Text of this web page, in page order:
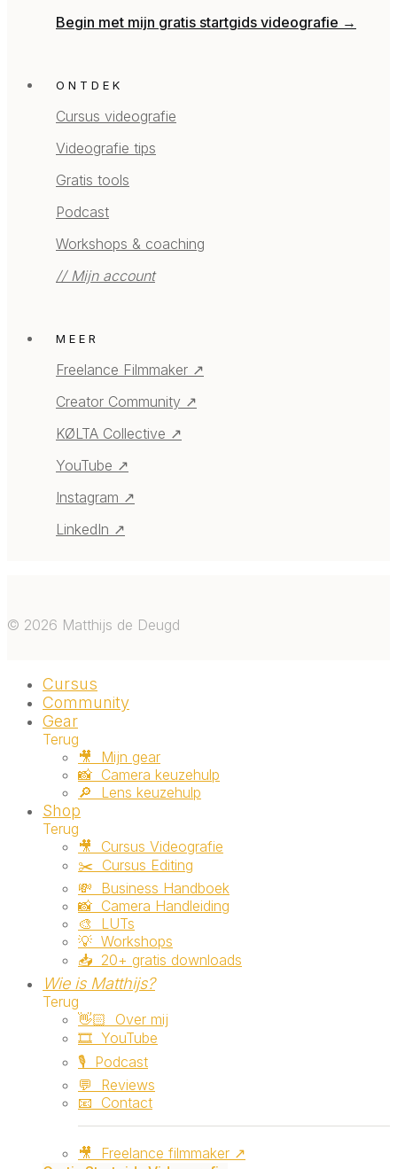
Begin met mijn gratis startgids videografie →
ONTDEK
Cursus videografie
Videografie tips
Gratis tools
Podcast
Workshops & coaching
// Mijn account
MEER
Freelance Filmmaker ↗
Creator Community ↗
KØLTA Collective ↗
YouTube ↗
Instagram ↗
LinkedIn ↗
© 2026 Matthijs de Deugd
Cursus
Community
Gear
Terug
🎥 ‎ ‎Mijn gear
📸 ‎ ‎Camera keuzehulp
🔎 ‎ ‎Lens keuzehulp
Shop
Terug
🎥 ‎ ‎Cursus Videografie
✂️ ‎ ‎Cursus Editing
💸 ‎ ‎Business Handboek
📸 ‎ ‎Camera Handleiding
🎨 ‎ ‎LUTs
💡 ‎ ‎Workshops
📥 ‎ ‎20+ gratis downloads
Wie is Matthijs?
Terug
👋🏻 ‎ ‎Over mij
🎞️ ‎ ‎YouTube
🎙️ ‎ ‎Podcast
💬 ‎ ‎Reviews
📧 ‎ ‎Contact
🎥 ‎ ‎Freelance filmmaker ↗